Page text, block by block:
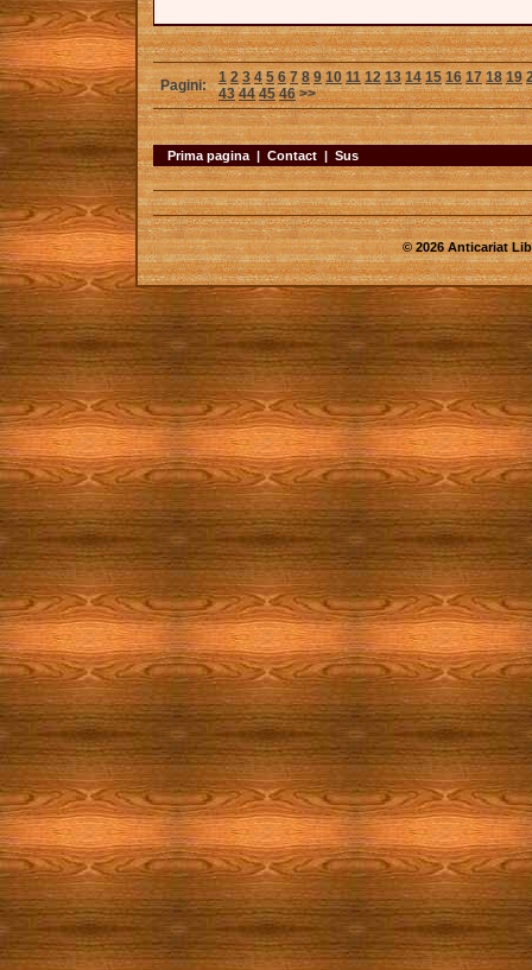
Pagini: 1 2 3 4 5 6 7 8 9 10 11 12 13 14 15 16 17 18 19
43 44 45 46>>
Prima pagina | Contact | Sus
© 2026 Anticariat